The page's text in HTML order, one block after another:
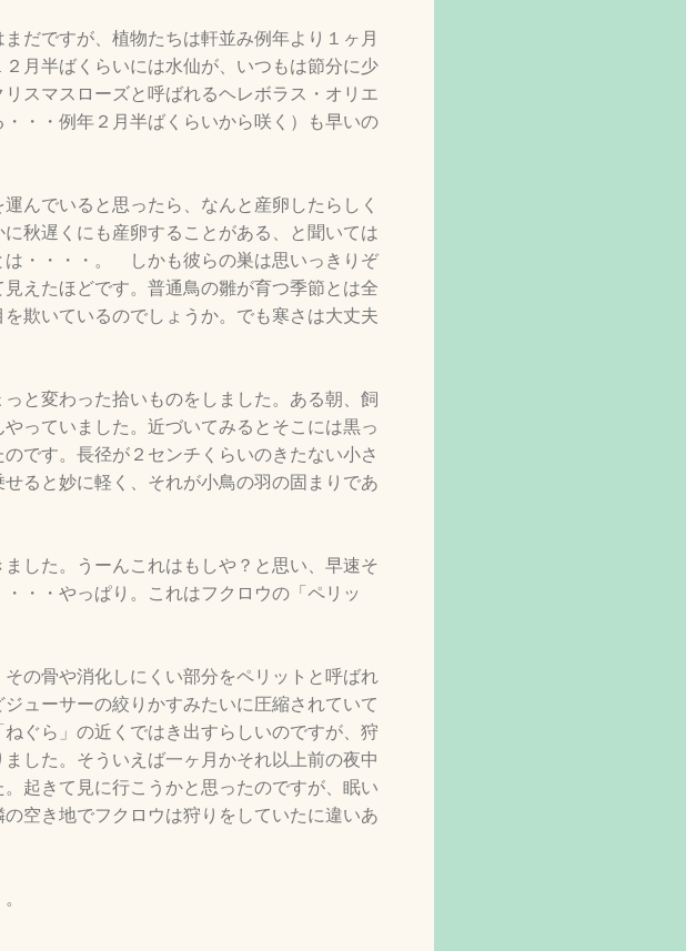
だですが、植物たちは軒並み例年より１ヶ月
月半ばくらいには水仙が、いつもは節分に少
スマスローズと呼ばれるヘレボラス・オリエ
・・例年２月半ばくらいから咲く）も早いの
んでいると思ったら、なんと産卵したらしく
秋遅くにも産卵することがある、と聞いては
は・・・・。 しかも彼らの巣は思いっきりぞ
えたほどです。普通鳥の雛が育つ季節とは全
欺いているのでしょうか。でも寒さは大丈夫
と変わった拾いものをしました。ある朝、飼
っていました。近づいてみるとそこには黒っ
です。長径が２センチくらいのきたない小さ
ると妙に軽く、それが小鳥の羽の固まりであ
した。うーんこれはもしや？と思い、早速そ
・・やっぱり。これはフクロウの「ペリッ
の骨や消化しにくい部分をペリットと呼ばれ
ューサーの絞りかすみたいに圧縮されていて
ぐら」の近くではき出すらしいのですが、狩
した。そういえば一ヶ月かそれ以上前の夜中
起きて見に行こうかと思ったのですが、眠い
空き地でフクロウは狩りをしていたに違いあ